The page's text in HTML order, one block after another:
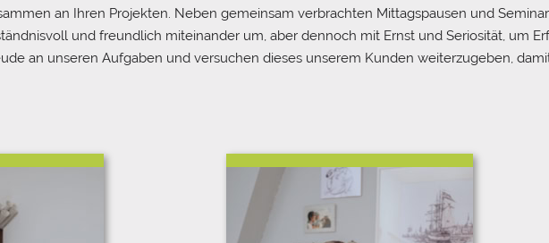
an Ihren Projekten. Neben gemeinsam verbrachten Mittagspausen und
und freundlich miteinander um, aber dennoch mit Ernst und Seriosität, um
an unseren Aufgaben und versuchen dieses unserem Kunden weiterzugeben,